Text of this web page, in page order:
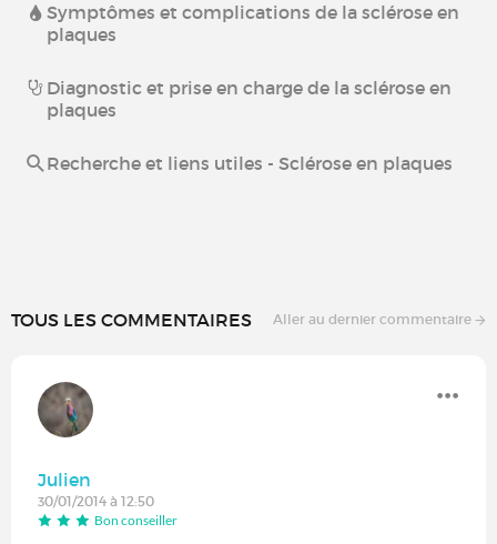
Symptômes et complications de la sclérose en
plaques
Diagnostic et prise en charge de la sclérose en
plaques
Recherche et liens utiles - Sclérose en plaques
TOUS LES COMMENTAIRES Aller au dernier commentaire
Julien
30/01/2014 à 12:50
Bon conseiller